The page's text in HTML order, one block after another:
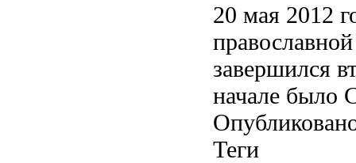
20 мая 2012
завершился
начале было
Теги